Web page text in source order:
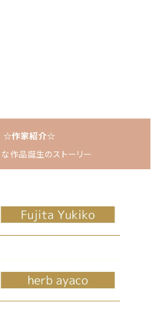
☆作家紹介☆
作品誕生のストーリー